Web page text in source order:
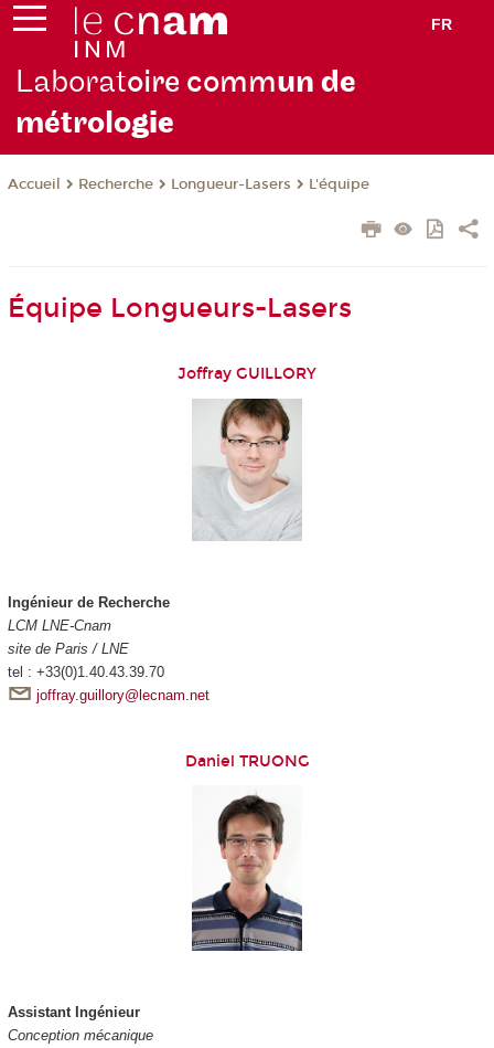
FR
Laboratoire commun de
métrologie
Accueil Recherche Longueur-Lasers L'équipe
Équipe Longueurs-Lasers
Joffray GUILLORY
Ingénieur de Recherche
LCM LNE-Cnam
site de Paris / LNE
tel : +33(0)1.40.43.39.70
joffray.guillory@lecnam.net
Daniel TRUONG
Assistant Ingénieur
Conception mécanique